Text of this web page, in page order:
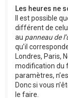
Les heures ne
Il est possible
différent de
au panneau de
qu’il
Londres, Paris,
modification du
paramètres,
Donc si vous
le faire.